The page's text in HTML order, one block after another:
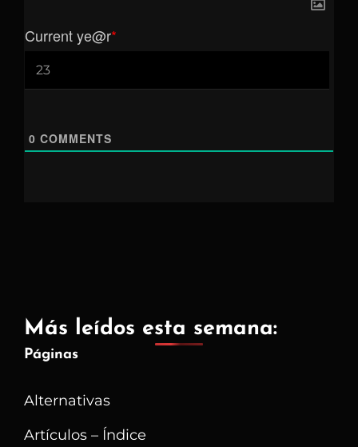
Current ye@r*
0 COMMENTS
Más leídos esta semana:
Páginas
Alternativas
Artículos – Índice